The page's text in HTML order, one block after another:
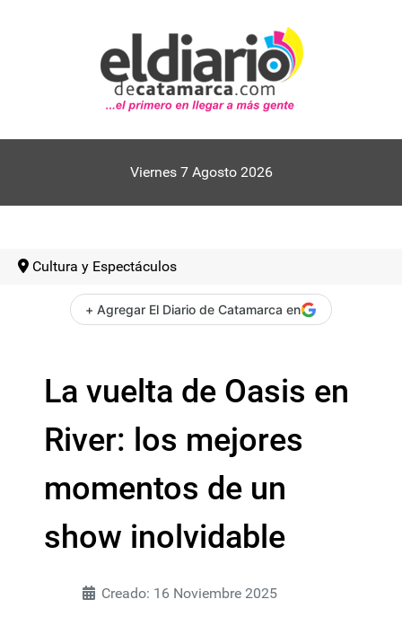
Viernes 7 Agosto 2026
Cultura y Espectáculos
+ Agregar El Diario de Catamarca en
La vuelta de Oasis en
River: los mejores
momentos de un
show inolvidable
Creado: 16 Noviembre 2025